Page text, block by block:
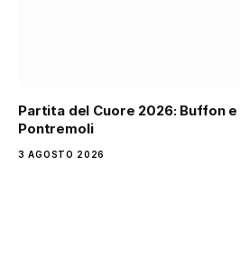
Partita del Cuore 2026: Buffon
Pontremoli
3 AGOSTO 2026